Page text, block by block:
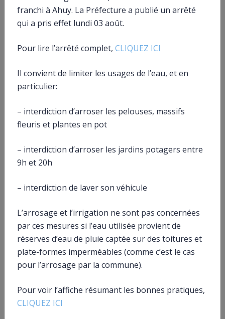
Quelle amende en cas de violation du secret
Textes de référence
Questions ? Réponses !
partagé) ?
Qu’est-ce qu’une personne de confiance en matière
Comment obtenir un contrat d’assurance
Assurance d’un crédit immobilier : à quoi sert la
convention Aeras ?
Et aussi
Information du patient : dossier médical, montant
Social – Santé
Crédit immobilier
franchi à Ahuy. La Préfecture a publié un arrêté
qui a pris effet lundi 03 août.
Pour lire l’arrêté complet, CLIQUEZ ICI
Il convient de limiter les usages de l’eau, et en
particulier:
– interdiction d’arroser les pelouses, massifs
fleuris et plantes en pot
– interdiction d’arroser les jardins potagers entre
9h et 20h
– interdiction de laver son véhicule
L’arrosage et l’irrigation ne sont pas concernées
par ces mesures si l’eau utilisée provient de
réserves d’eau de pluie captée sur des toitures et
plate-formes imperméables (comme c’est le cas
pour l’arrosage par la commune).
Pour voir l’affiche résumant les bonnes pratiques,
CLIQUEZ ICI